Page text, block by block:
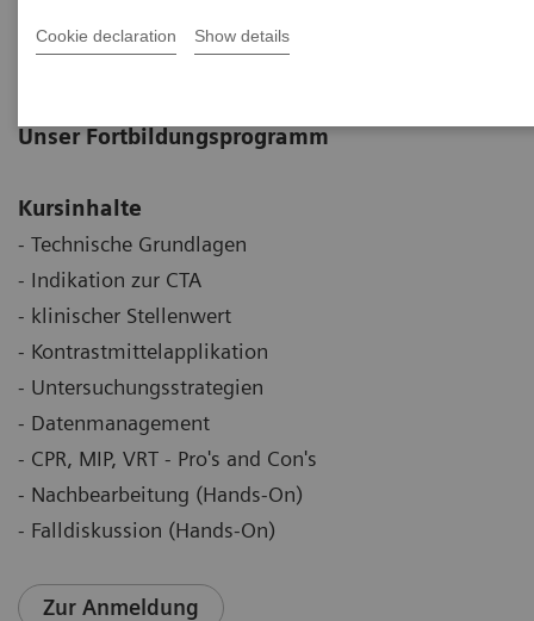
Cookie declaration Show details
Unser Fortbildungsprogramm
Kursinhalte
- Technische Grundlagen
- Indikation zur CTA
- klinischer Stellenwert
- Kontrastmittelapplikation
- Untersuchungsstrategien
- Datenmanagement
- CPR, MIP, VRT - Pro's and Con's
- Nachbearbeitung (Hands-On)
- Falldiskussion (Hands-On)
Zur Anmeldung